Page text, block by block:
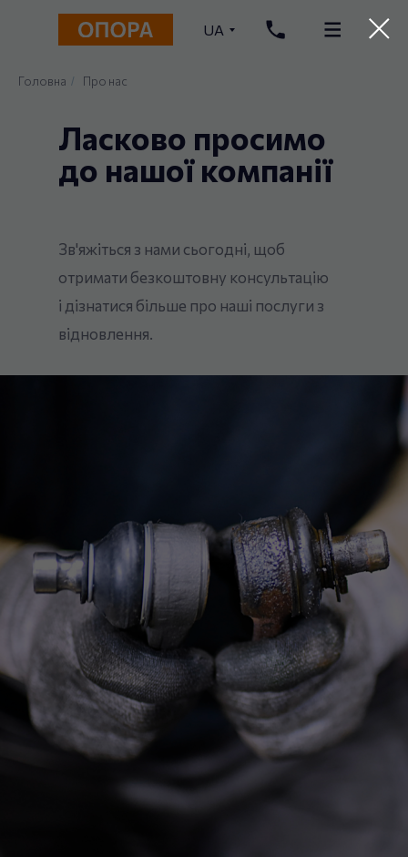
UA
Головна / Про нас
Зв'яжіться з нами сьогодні, щоб
отримати безкоштовну консультацію
і дізнатися більше про наші послуги з
відновлення.
Ласково просимо
до нашої компанії